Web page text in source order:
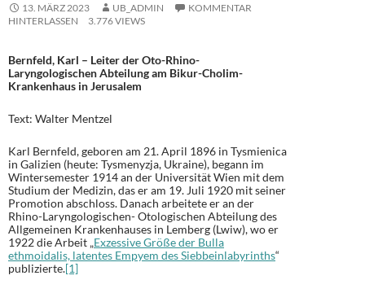
13. MÄRZ 2023 UB_ADMIN
KOMMENTAR
HINTERLASSEN
3.776 VIEWS
Bernfeld, Karl – Leiter der Oto-Rhino-
Laryngologischen Abteilung am Bikur-Cholim-
Krankenhaus in Jerusalem
Text: Walter Mentzel
Karl Bernfeld, geboren am 21. April 1896 in Tysmienica
in Galizien (heute: Tysmenyzja, Ukraine), begann im
Wintersemester 1914 an der Universität Wien mit dem
Studium der Medizin, das er am 19. Juli 1920 mit seiner
Promotion abschloss. Danach arbeitete er an der
Rhino-Laryngologischen- Otologischen Abteilung des
Allgemeinen Krankenhauses in Lemberg (Lwiw), wo er
1922 die Arbeit „Exzessive Größe der Bulla
ethmoidalis, latentes Empyem des Siebbeinlabyrinths“
publizierte.[1]